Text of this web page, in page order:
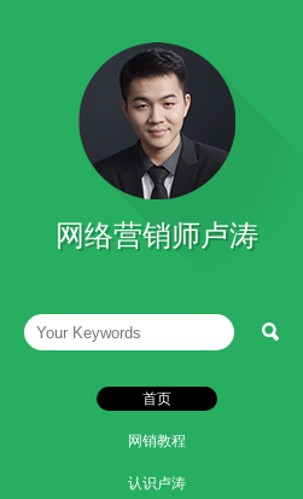
SEM与网络广告
SEO技巧
互联网+
微信营销技巧
网络整合营销
网络营销师卢涛
首页
网销教程
认识卢涛